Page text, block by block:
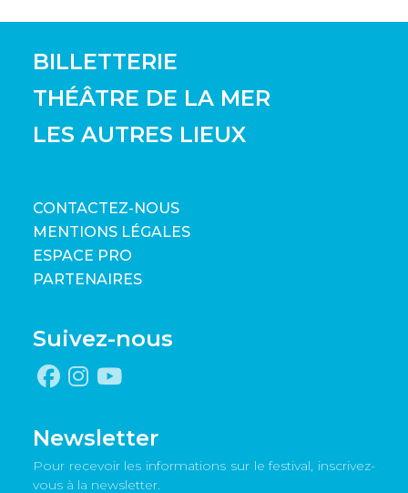
BILLETTERIE
THÉÂTRE DE LA MER
LES AUTRES LIEUX
CONTACTEZ-NOUS
MENTIONS LÉGALES
ESPACE PRO
PARTENAIRES
Suivez-nous
Newsletter
Pour recevoir les informations sur le festival, inscrivez-
vous à la newsletter.